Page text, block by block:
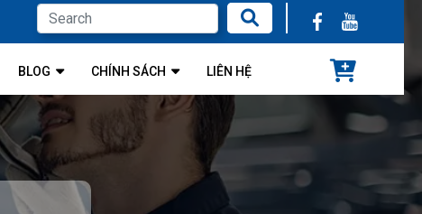
BLOG CHÍNH SÁCH LIÊN HỆ